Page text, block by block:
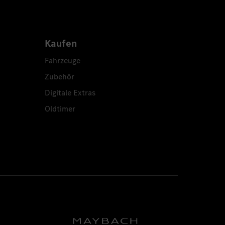
Kaufen
Fahrzeuge
Zubehör
Digitale Extras
Oldtimer